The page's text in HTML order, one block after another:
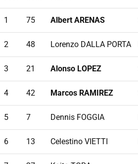
1 75 Albert ARENAS
2 48 Lorenzo DALLA PORTA
3 21 Alonso LOPEZ
4 42 Marcos RAMIREZ
5 7 Dennis FOGGIA
6 13 Celestino VIETTI